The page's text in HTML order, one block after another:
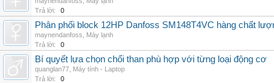
Trả lời:
0
Phân phối block 12HP Danfoss SM148T4VC hàng chất
maynendanfoss
Máy lạnh
Trả lời:
0
Bí quyết lựa chọn chổi than phù hợp với từng loại động cơ
quanglan77 Máy tính - Laptop
Trả lời:
0